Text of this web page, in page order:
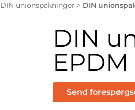
DIN unionspakninger > DIN
DIN
EPDM
Send